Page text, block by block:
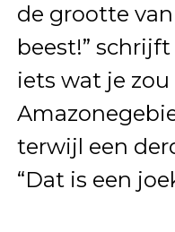
de grootte
beest!”
iets wat je
terwijl een
“Dat is een